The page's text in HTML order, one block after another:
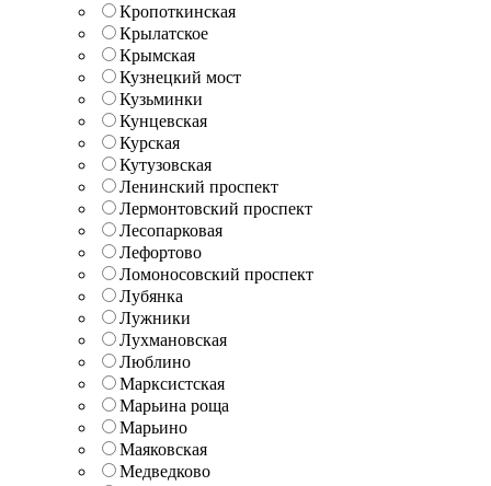
Кропоткинская
Крылатское
Крымская
Кузнецкий мост
Кузьминки
Кунцевская
Курская
Кутузовская
Ленинский проспект
Лермонтовский проспект
Лесопарковая
Лефортово
Ломоносовский проспект
Лубянка
Лужники
Лухмановская
Люблино
Марксистская
Марьина роща
Марьино
Маяковская
Медведково